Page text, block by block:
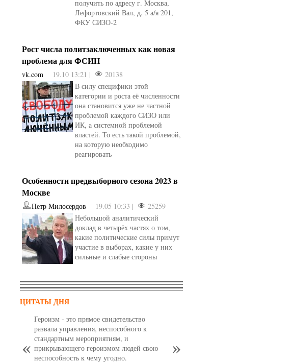
получить по адресу г. Москва,
Лефортовский Вал, д. 5 а/я 201,
ФКУ СИЗО-2
Рост числа политзаключенных как новая
проблема для ФСИН
vk.com 19.10 13:21 |
20138
В силу специфики этой
категории и роста её численности
она становится уже не частной
проблемой каждого СИЗО или
ИК, а системной проблемой
властей. То есть такой проблемой,
на которую необходимо
реагировать
Особенности предвыборного сезона 2023 в
Москве
Петр Милосердов 19.05 10:33 |
25259
Небольшой аналитический
доклад в четырёх частях о том,
какие политические силы примут
участие в выборах, какие у них
сильные и слабые стороны
ЦИТАТЫ ДНЯ
Героизм - это прямое свидетельство
развала управления, неспособного к
стандартным мероприятиям, и
прикрывающего героизмом людей свою
неспособность к чему угодно.